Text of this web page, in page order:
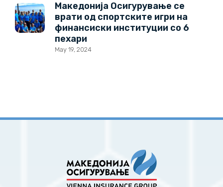
Македонија Осигурување се
врати од спортските игри на
финансиски институции со 6
пехари
May 19, 2024